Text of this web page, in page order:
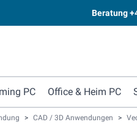
Beratung
PC Office & Heim PC
> CAD / 3D Anwendungen >